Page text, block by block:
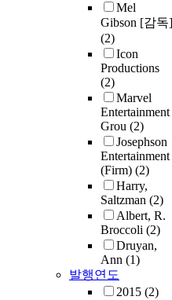
Mel
Gibson [감독]
(2)
Icon
Productions
(2)
Marvel
Entertainment
Grou (2)
Josephson
Entertainment
(Firm) (2)
Harry,
Saltzman (2)
Albert, R.
Broccoli (2)
Druyan,
Ann (1)
발행연도
2015 (2)